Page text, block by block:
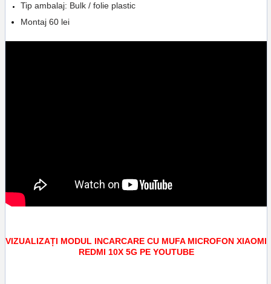
Tip ambalaj: Bulk / folie plastic
Montaj 60 lei
VIZUALIZAȚI MODUL INCARCARE CU MUFA MICROFON XIAOMI
REDMI 10X 5G PE YOUTUBE